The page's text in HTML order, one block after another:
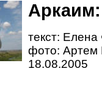
текст:
фото: Артем
18.08.2005